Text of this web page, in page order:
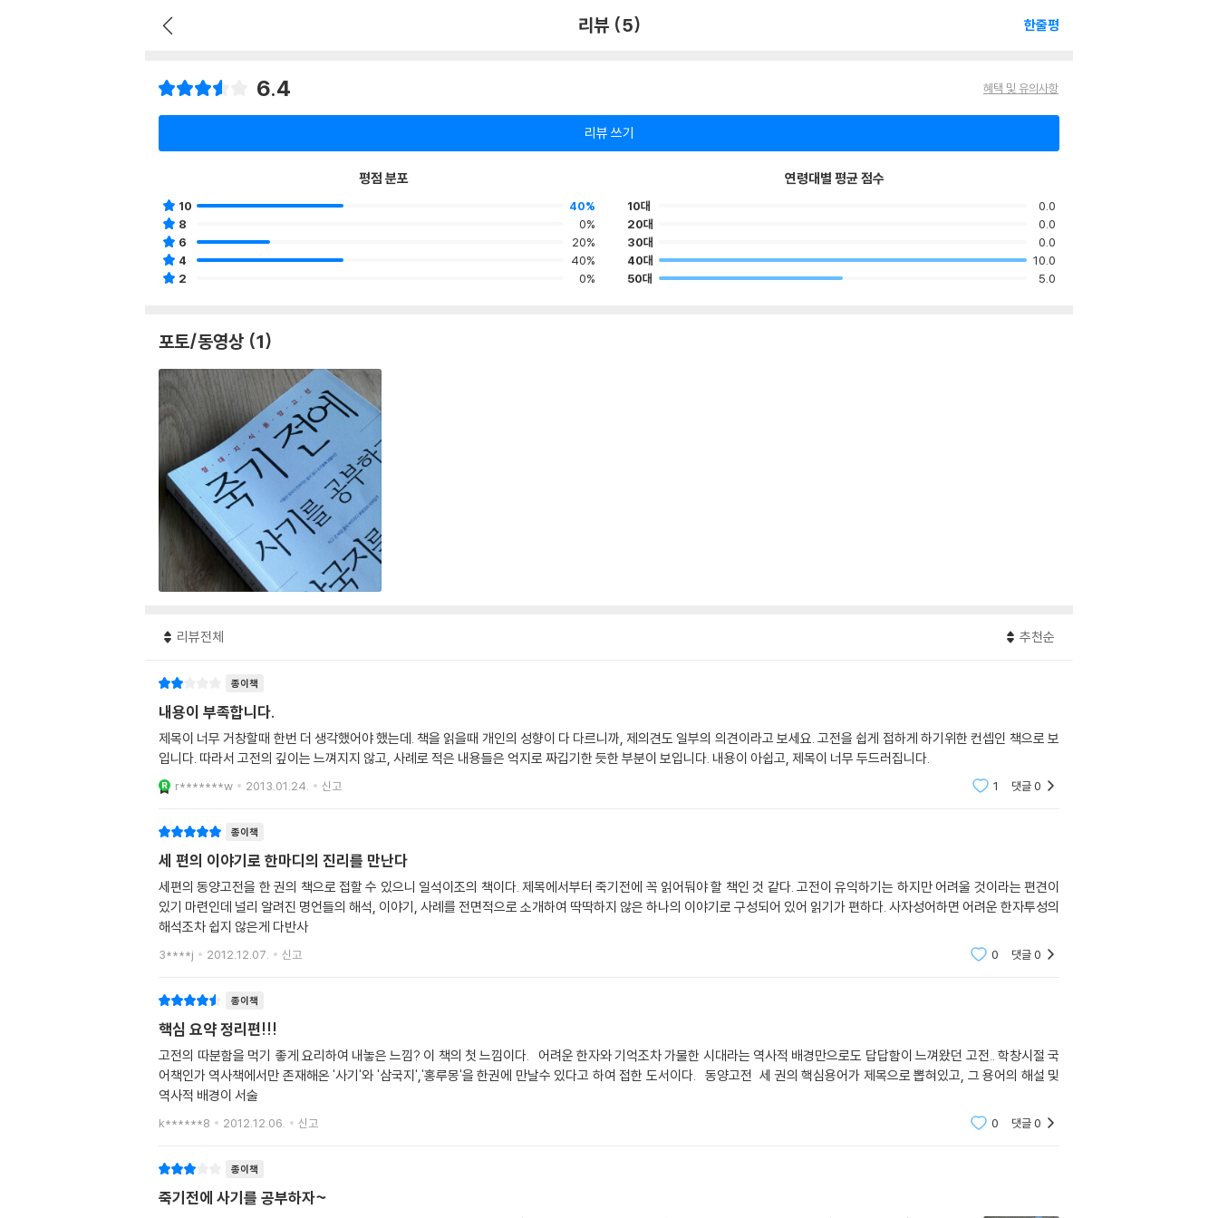
리뷰 (5) 한줄평
6.4 혜택 및 유의사항
리뷰 쓰기
평점 분포
10
40%
8
0%
6
20%
4
40%
2
0%
연령대별 평균 점수
10대
0.0
20대
0.0
30대
0.0
40대
10.0
50대
5.0
포토/동영상 (1)
리뷰전체 추천순
종이책
내용이 부족합니다.
제목이 너무 거창할때 한번 더 생각했어야 했는데. 책을 읽을때 개인의 성향이 다 다르니까, 제의견도 일부의 의견이라고 보세요. 고전을 쉽게 접하게 하기위한 컨셉인 책으로 보
입니다. 따라서 고전의 깊이는 느껴지지 않고, 사례로 적은 내용들은 억지로 짜깁기한 듯한 부분이 보입니다. 내용이 아쉽고, 제목이 너무 두드러집니다.
r*******w 2013.01.24. 신고 1 댓글0
종이책
세 편의 이야기로 한마디의 진리를 만난다
세편의 동양고전을 한 권의 책으로 접할 수 있으니 일석이조의 책이다. 제목에서부터 죽기전에 꼭 읽어둬야 할 책인 것 같다. 고전이 유익하기는 하지만 어려울 것이라는 편견이
있기 마련인데 널리 알려진 명언들의 해석, 이야기, 사례를 전면적으로 소개하여 딱딱하지 않은 하나의 이야기로 구성되어 있어 읽기가 편하다. 사자성어하면 어려운 한자투성의
해석조차 쉽지 않은게 다반사
3****j 2012.12.07. 신고 0 댓글0
종이책
핵심 요약 정리편!!!
고전의 따분함을 먹기 좋게 요리하여 내놓은 느낌? 이 책의 첫 느낌이다. 어려운 한자와 기억조차 가물한 시대라는 역사적 배경만으로도 답답함이 느껴왔던 고전.. 학창시절 국
어책인가 역사책에서만 존재해온 '사기'와 '삼국지','홍루몽'을 한권에 만날수 있다고 하여 접한 도서이다. 동양고전 세 권의 핵심용어가 제목으로 뽑혀있고, 그 용어의 해설 및
역사적 배경이 서술
k******8 2012.12.06. 신고 0 댓글0
종이책
죽기전에 사기를 공부하자~